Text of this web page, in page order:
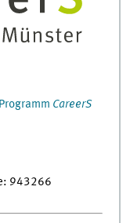
CareerS
943266